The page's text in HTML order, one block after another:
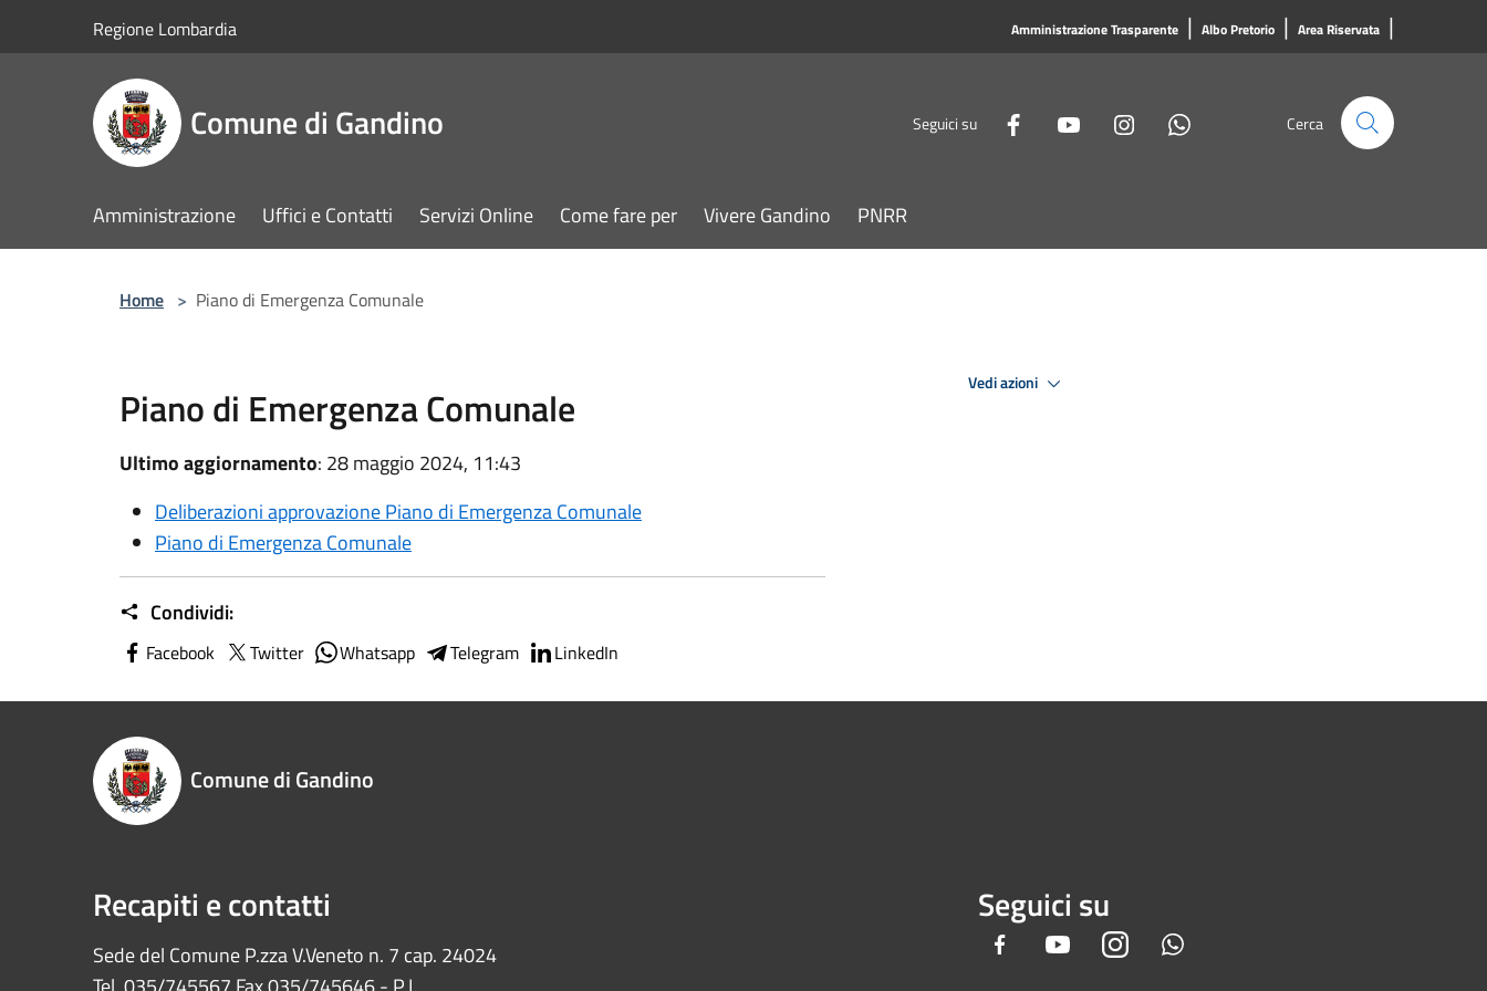
Regione Lombardia Amministrazione Trasparente | Albo Pretorio | Area Riservata |
Comune di Gandino Seguici su Cerca
Amministrazione Uffici e Contatti Servizi Online Come fare per Vivere Gandino PNRR
Home > Piano di Emergenza Comunale
Piano di Emergenza Comunale
Ultimo aggiornamento: 28 maggio 2024, 11:43
Deliberazioni approvazione Piano di Emergenza Comunale
Piano di Emergenza Comunale
Condividi:
Facebook Twitter Whatsapp Telegram LinkedIn
Vedi azioni
Comune di Gandino
Recapiti e contatti
Sede del Comune P.zza V.Veneto n. 7 cap. 24024
Seguici su
Facebook YoutubeInstagram